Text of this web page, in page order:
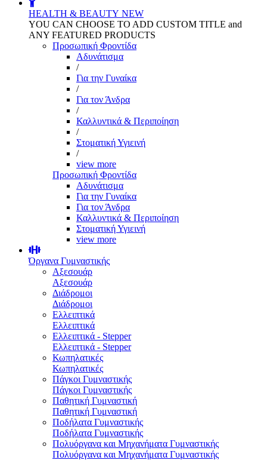
HEALTH & BEAUTY NEW
YOU CAN CHOOSE TO ADD CUSTOM TITLE and
ANY FEATURED PRODUCTS
Προσωπική Φροντίδα
Αδυνάτισμα
/
Για την Γυναίκα
/
Για τον Άνδρα
/
Καλλυντικά & Περιποίηση
/
Στοματική Υγιεινή
/
view more
Προσωπική Φροντίδα
Αδυνάτισμα
Για την Γυναίκα
Για τον Άνδρα
Καλλυντικά & Περιποίηση
Στοματική Υγιεινή
view more
Όργανα Γυμναστικής
Αξεσουάρ
Αξεσουάρ
Διάδρομοι
Διάδρομοι
Ελλειπτικά
Ελλειπτικά
Ελλειπτικά - Stepper
Ελλειπτικά - Stepper
Κωπηλατικές
Κωπηλατικές
Πάγκοι Γυμναστικής
Πάγκοι Γυμναστικής
Παθητική Γυμναστική
Παθητική Γυμναστική
Ποδήλατα Γυμναστικής
Ποδήλατα Γυμναστικής
Πολυόργανα και Μηχανήματα Γυμναστικής
Πολυόργανα και Μηχανήματα Γυμναστικής